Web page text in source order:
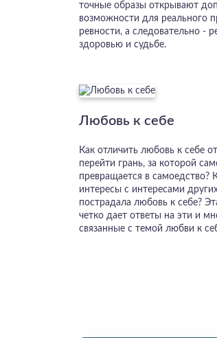
точные образы открывают
возможности для реального
ревности, а следовательно -
здоровью и судьбе.
Любовь к себе
Как отличить любовь к себе
перейти грань, за которой
превращается в самоедство?
интересы с интересами
пострадала любовь к себе?
четко дает ответы на эти и
связанные с темой любви к